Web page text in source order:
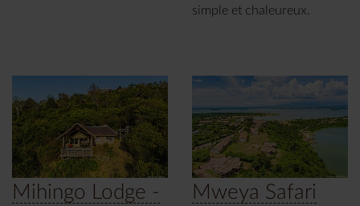
simple et chaleureux.
Mihingo Lodge -
Mweya Safari